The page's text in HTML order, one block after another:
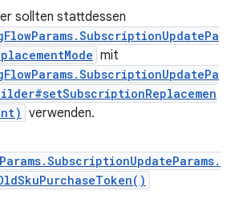
sollten stattdessen
mit
verwenden.